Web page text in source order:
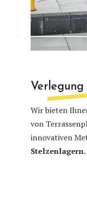
Wir bieten
von
innovativen
Stelzenlagern.